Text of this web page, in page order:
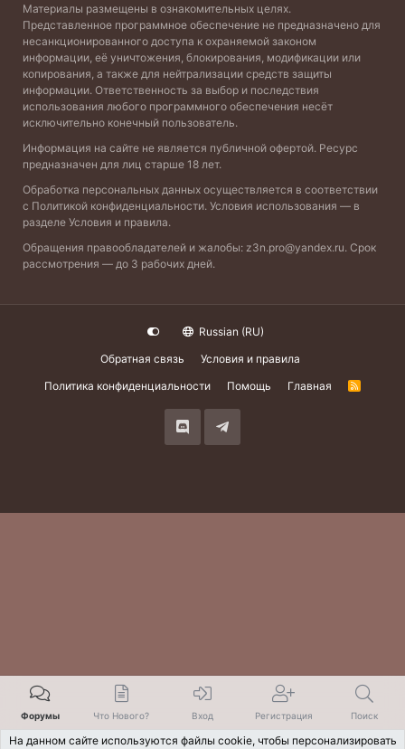
Материалы размещены в ознакомительных целях.
Представленное программное обеспечение не предназначено для
несанкционированного доступа к охраняемой законом
информации, её уничтожения, блокирования, модификации или
копирования, а также для нейтрализации средств защиты
информации. Ответственность за выбор и последствия
использования любого программного обеспечения несёт
исключительно конечный пользователь.
Информация на сайте не является публичной офертой. Ресурс
предназначен для лиц старше 18 лет.
Обработка персональных данных осуществляется в соответствии
с Политикой конфиденциальности. Условия использования — в
разделе Условия и правила.
Обращения правообладателей и жалобы: z3n.pro@yandex.ru. Срок
рассмотрения — до 3 рабочих дней.
Russian (RU)
Обратная связь
Условия и правила
Политика конфиденциальности
Помощь Главная
R
Форумы Что Нового? Вход Регистрация Поиск
На данном сайте используются файлы cookie, чтобы персонализировать